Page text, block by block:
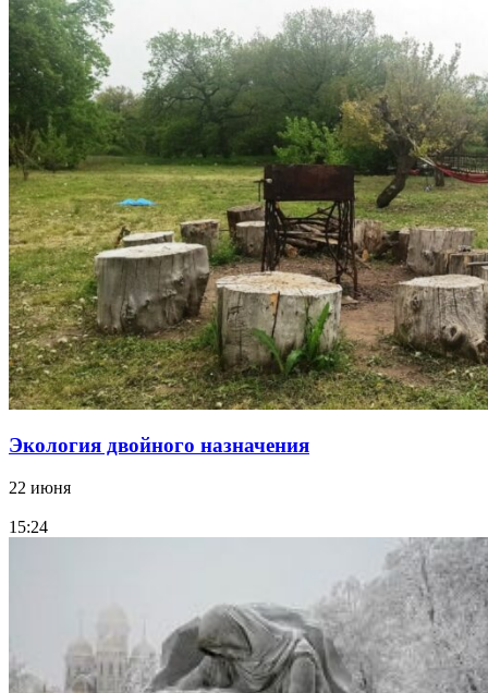
Экология двойного назначения
22 июня
15:24